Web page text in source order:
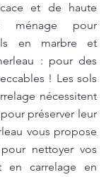
et de haute
ménage pour
en marbre et
: pour des
! Les sols
nécessitent
préserver leur
vous propose
nettoyer vos
en carrelage en